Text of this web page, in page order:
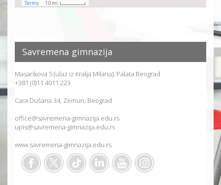
Savremena gimnazija
Masarikova 5 (ulaz iz Kralja Milana), Palata Beograd
+381 (0)11 4011 223
Cara Dušana 34, Zemun, Beograd
office@savremena-gimnazija.edu.rs
upis@savremena-gimnazija.edu.rs
www.savremena-gimnazija.edu.rs